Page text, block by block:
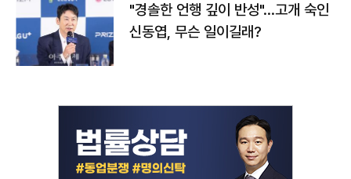
"경솔한 언행 깊이 반성"…고개 숙인
신동엽, 무슨 일이길래?